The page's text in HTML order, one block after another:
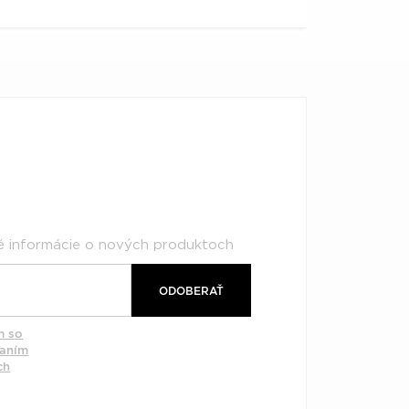
informácie o nových produktoch
ODOBERAŤ
so